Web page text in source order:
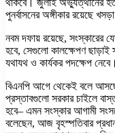
পুনর্বাসনের অঙ্গীকার রয়েছে
নবম দফায় রয়েছে, সংস্কারের
হবে, সেগুলো কালক্ষেপণ ছাড়াই
যথাযথ ও কার্যকর পদক্ষেপ নেবে।
বিএনপি আগে থেকেই বলে
প্রস্তাবগুলো সরকার চাইলে
হবে– এমন সংস্কার আগামী
বলেছেন, আজ বৃহস্পতিবার